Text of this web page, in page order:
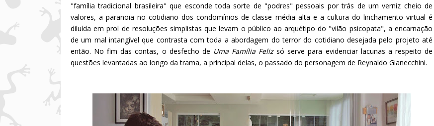
"família tradicional brasileira" que esconde toda sorte de "podres" pessoais por trás de um verniz cheio de
valores, a paranoia no cotidiano dos condomínios de classe média alta e a cultura do linchamento virtual é
diluída em prol de resoluções simplistas que levam o público ao arquétipo do "vilão psicopata", a encarnação
de um mal intangível que contrasta com toda a abordagem do terror do cotidiano desejada pelo projeto até
então. No fim das contas, o desfecho de Uma Família Felizsó serve para evidenciar lacunas a respeito de
questões levantadas ao longo da trama, a principal delas, o passado do personagem de Reynaldo Gianecchini.